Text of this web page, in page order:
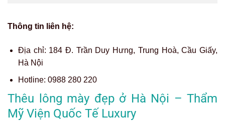
Thông tin liên hệ:
Địa chỉ: 184 Đ. Trần Duy Hưng, Trung Hoà, Cầu Giấy,
Hà Nội
Hotline: 0988 280 220
Thêu lông mày đẹp ở Hà Nội – Thẩm
Mỹ Viện Quốc Tế Luxury